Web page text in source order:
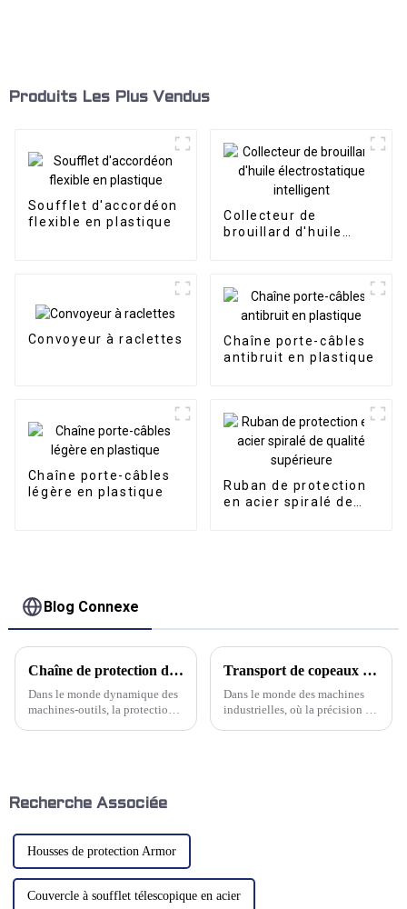
Produits Les Plus Vendus
Soufflet d'accordéon
flexible en plastique
Collecteur de
brouillard d'huile
Convoyeur à raclettes
Chaîne porte-câbles
antibruit en plastique
Chaîne porte-câbles
légère en plastique
Ruban de protection
en acier spiralé de
Blog Connexe
Chaîne de protection de câble flexible en acier au carbone TL : une synthèse de résistance et de flexibilité
Dans le monde dynamique des
machines-outils, la protection
Transport de copeaux robuste : convoyeurs de copeaux métalliques robustes pour applications exigeantes
Dans le monde des machines
industrielles, où la précision et
Recherche Associée
Housses de protection Armor
Couvercle à soufflet télescopique en acier